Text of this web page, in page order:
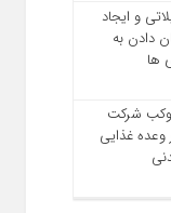
و ایجاد
دادن به
ها
شرکت
توزیع ۳۴ هزار وعده غذایی